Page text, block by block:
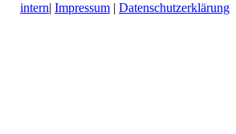
intern| Impressum | Datenschutzerklärung